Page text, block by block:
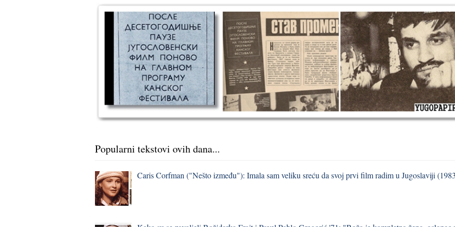
Popularni tekstovi ovih dana...
Caris Corfman ("Nešto između"): Imala sam veliku sreću da svoj prvi film radim u Jugoslaviji